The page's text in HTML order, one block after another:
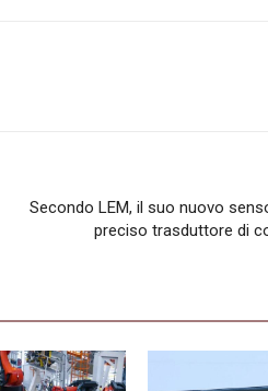
Secondo LEM, il suo nuovo
preciso trasduttore di